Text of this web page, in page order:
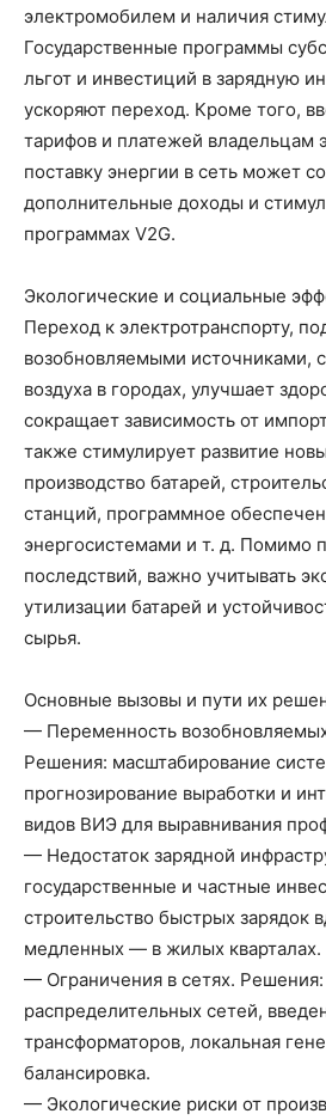
электромобилем и наличия
Государственные программы
льгот и инвестиций в зарядную
ускоряют переход. Кроме того,
тарифов и платежей владельцам
поставку энергии в сеть может
дополнительные доходы и
программах V2G.
Экологические и социальные
Переход к электротранспорту,
возобновляемыми источниками,
воздуха в городах, улучшает
сокращает зависимость от
также стимулирует развитие
производство батарей,
станций, программное
энергосистемами и т. д. Помимо
последствий, важно учитывать
утилизации батарей и
сырья.
Основные вызовы и пути их
— Переменность
Решения: масштабирование
прогнозирование выработки и
видов ВИЭ для выравнивания
— Недостаток зарядной
государственные и частные
строительство быстрых зарядок
медленных — в жилых кварталах.
— Ограничения в сетях.
распределительных сетей,
трансформаторов, локальная
балансировка.
— Экологические риски от